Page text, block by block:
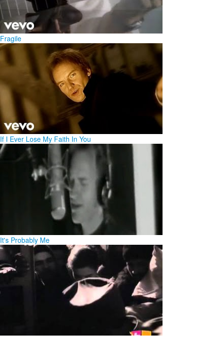
Fragile
If I Ever Lose My Faith In You
It's Probably Me